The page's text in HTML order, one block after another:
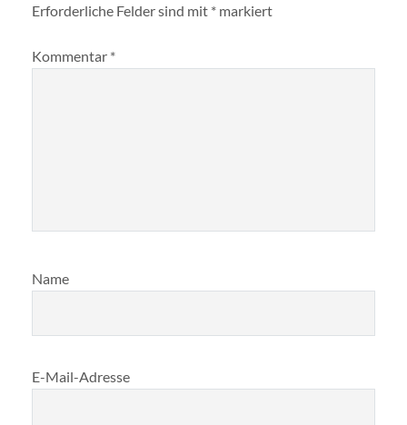
Erforderliche Felder sind mit * markiert
Kommentar *
Name
E-Mail-Adresse